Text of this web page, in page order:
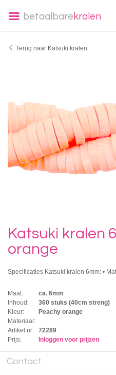
betaalbare kralen
Terug naar Katsuki kralen
Katsuki kralen
orange
Specificaties Katsuki kralen 6mm: •
Maat:
ca. 6mm
Inhoud:
360 stuks (40cm streng)
Kleur:
Peachy orange
Materiaal:
Artikel nr:
72289
Prijs:
Inloggen voor prijzen
Contact